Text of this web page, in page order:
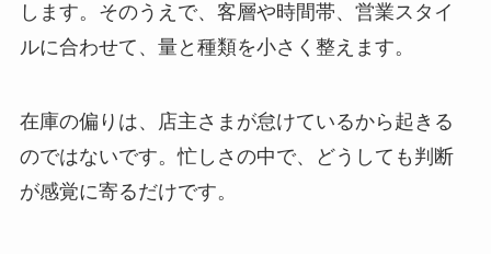
します。そのうえで、客層や時間帯、営業スタイ
ルに合わせて、量と種類を小さく整えます。
在庫の偏りは、店主さまが怠けているから起きる
のではないです。忙しさの中で、どうしても判断
が感覚に寄るだけです。